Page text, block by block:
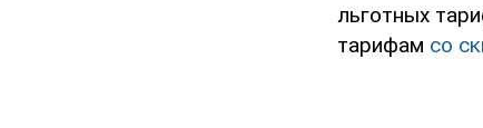
льготных
тарифам со